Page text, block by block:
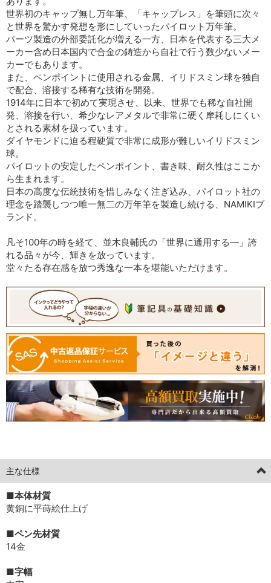
世界初のキャップ無し万年筆、「キャップレス」を筆頭に次々
と世界を驚かす発想を形にしていったパイロット万年筆。
パーツ製造の外部委託化が増える一方、日本を代表する三大メ
ーカー含め日本国内で合金の鋳造から自社で行う数少ないメー
カーでもあります。
また、ペンポイントに使用される金属、イリドスミン球を独自
で配合、溶接する稀有な技術を開発。
1914年に日本で初めて実現させ、以来、世界でも稀な自社開
発、溶接を行い、希少なレアメタルで非常に硬く摩耗しにくい
とされる素材を扱っています。
ダイヤモンドに迫る程硬質で非常に成形が難しいイリドスミン
球。
パイロットの安定したペンポイント、書き味、耐久性はここか
ら生まれます。
日本の高度な伝統技術を惜しみなく注ぎ込み、パイロット社の
理念を踏襲しつつ唯一無二の万年筆を製造し続ける、NAMIKIブ
ランド。
凡そ100年の時を経て、並木良輔氏の「世界に通用する―」誇
れる品々が今、輝きを放っています。
堂々たる存在感を放つ秀逸な一本を堪能いただけます。
主な仕様
■本体材質
黄銅に平蒔絵仕上げ
■ペン先材質
14金
■字幅